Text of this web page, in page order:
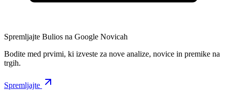
Spremljajte Bulios na Google Novicah
Bodite med prvimi, ki izveste za nove analize, novice in premike na
trgih.
Spremljajte